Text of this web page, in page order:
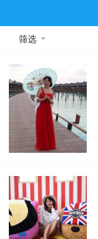
筛选